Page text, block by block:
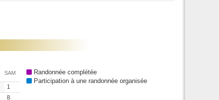
SAM
1
8
Randonnée complétée
Participation à une randonnée organisée